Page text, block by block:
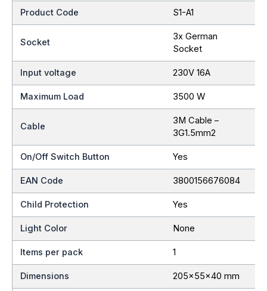
Product Code S1-A1
Socket
3x German
Socket
Input voltage 230V 16A
Maximum Load 3500 W
Cable
3M Cable –
3G1.5mm2
On/Off Switch Button Yes
EAN Code 3800156676084
Child Protection Yes
Light Color None
Items per pack 1
Dimensions 205x55x40 mm